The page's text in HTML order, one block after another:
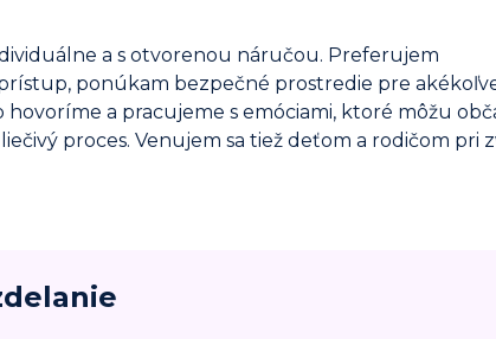
a s otvorenou náručou. Preferujem
ponúkam bezpečné prostredie pre
hovoríme a pracujeme s emóciami, ktoré môžu
proces. Venujem sa tiež deťom a rodičom pri